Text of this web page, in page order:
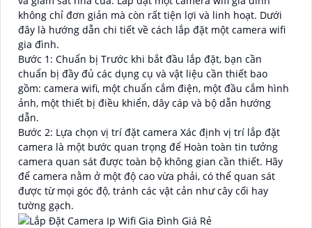
không chỉ đơn giản mà còn rất tiện lợi và linh hoạt. Dưới
đây là hướng dẫn chi tiết về cách lắp đặt một camera wifi
gia đình.
Bước 1: Chuẩn bị Trước khi bắt đầu lắp đặt, bạn cần
chuẩn bị đầy đủ các dụng cụ và vật liệu cần thiết bao
gồm: camera wifi, một chuẩn cắm điện, một đầu cắm hình
ảnh, một thiết bị điều khiển, dây cáp và bộ dẫn hướng
dẫn.
Bước 2: Lựa chọn vị trí đặt camera Xác định vị trí lắp đặt
camera là một bước quan trọng để Hoàn toàn tin tưởng
camera quan sát được toàn bộ không gian cần thiết. Hãy
để camera nằm ở một độ cao vừa phải, có thể quan sát
được từ mọi góc độ, tránh các vật cản như cây cối hay
tường gạch.